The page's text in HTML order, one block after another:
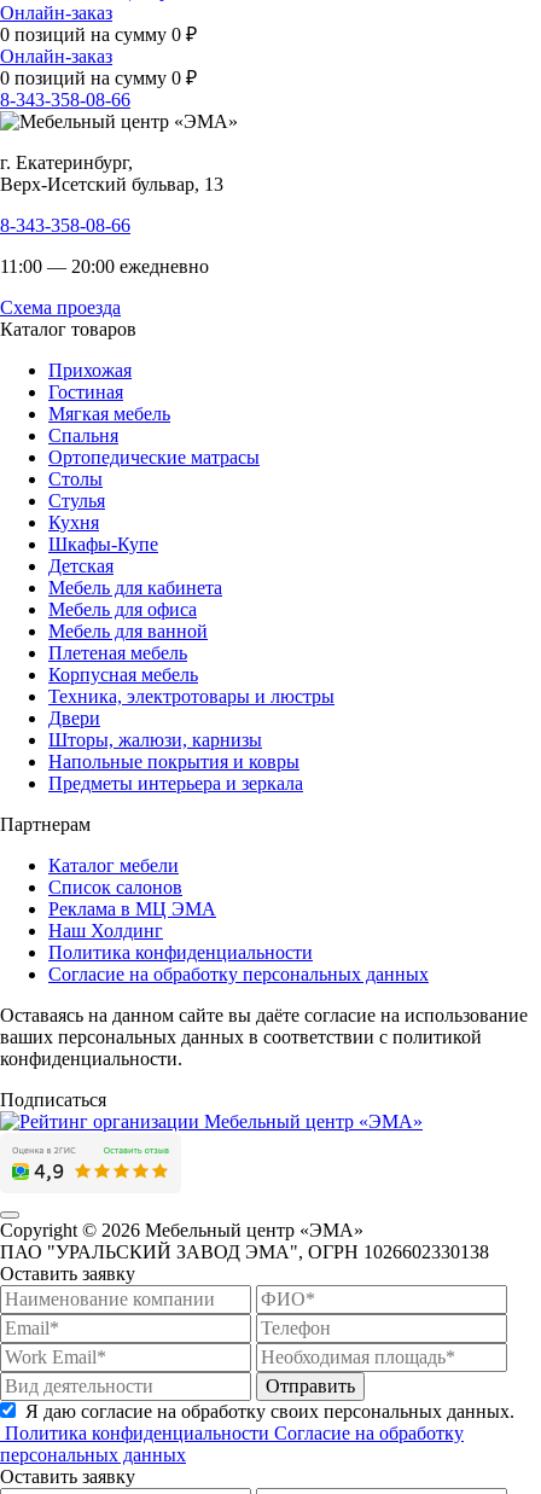
Онлайн-заказ
0 позиций на сумму 0 ₽
Онлайн-заказ
0 позиций на сумму 0 ₽
8-343-358-08-66
г. Екатеринбург,
Верх-Исетский бульвар, 13
8-343-358-08-66
11:00 — 20:00 ежедневно
Схема проезда
Каталог товаров
Прихожая
Гостиная
Мягкая мебель
Спальня
Ортопедические матрасы
Столы
Стулья
Кухня
Шкафы-Купе
Детская
Мебель для кабинета
Мебель для офиса
Мебель для ванной
Плетеная мебель
Корпусная мебель
Техника, электротовары и люстры
Двери
Шторы, жалюзи, карнизы
Напольные покрытия и ковры
Предметы интерьера и зеркала
Партнерам
Каталог мебели
Список салонов
Реклама в МЦ ЭМА
Наш Холдинг
Политика конфиденциальности
Согласие на обработку персональных данных
Оставаясь на данном сайте вы даёте согласие на использование
ваших персональных данных в соответствии с политикой
конфиденциальности.
Подписаться
Copyright © 2026 Мебельный центр «ЭМА»
ПАО "УРАЛЬСКИЙ ЗАВОД ЭМА", ОГРН 1026602330138
Оставить заявку
Отправить
Я даю согласие на обработку своих персональных данных.
Политика конфиденциальности Согласие на обработку
персональных данных
Оставить заявку